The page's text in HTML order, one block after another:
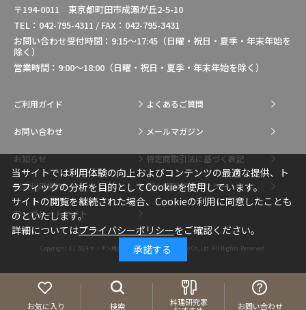
お気に入り 検索 料理研究家 お問い合わせ
〒194-0011 東京都町田市成瀬が丘2-5-10
TEL：042-795-4311 / FAX：042-795-3431
お問い合わせ受付時間：9:15～17:45（日曜・祝日・夏季・年末年始を
除く）
営業時間：9:00～18:00（日曜・祝日・夏季・年末年始を除く）
ご利用ガイド よくあるご質問
お問い合わせ メールマガジン
お知らせ 特定商取引法に基づく表記
総合利用規約 個人情報保護ポリシー
コーポレートサイト
Copyright (C) 2024 キッチン用品・調理用品の通販はIkesho Co.,Ltd. All Rights Reserved.
当サイトでは利用体験の向上およびコンテンツの最適な提供、ト
ラフィックの分析を目的としてCookieを使用しています。
サイトの閲覧を継続された場合、Cookieの利用に同意したことも
のといたします。
詳細についてはプライバシーポリシーをご確認ください。
承諾する